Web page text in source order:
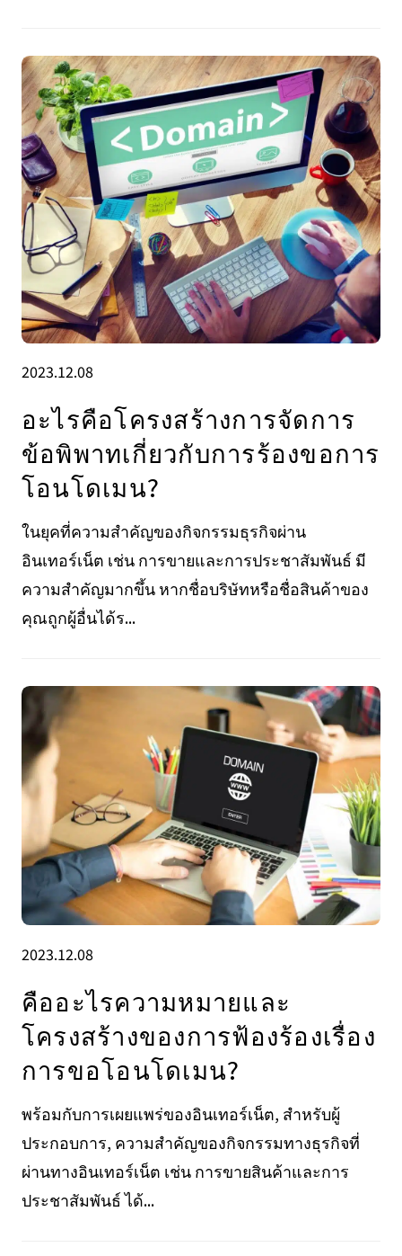
2023.12.08
อะไรคือโครงสร้างการจัดการ
ข้อพิพาทเกี่ยวกับการร้องขอการ
โอนโดเมน?
ในยุคที่ความสำคัญของกิจกรรมธุรกิจผ่าน
อินเทอร์เน็ต เช่น การขายและการประชาสัมพันธ์ มี
ความสำคัญมากขึ้น หากชื่อบริษัทหรือชื่อสินค้าของ
คุณถูกผู้อื่นได้ร...
2023.12.08
คืออะไรความหมายและ
โครงสร้างของการฟ้องร้องเรื่อง
การขอโอนโดเมน?
พร้อมกับการเผยแพร่ของอินเทอร์เน็ต, สำหรับผู้
ประกอบการ, ความสำคัญของกิจกรรมทางธุรกิจที่
ผ่านทางอินเทอร์เน็ต เช่น การขายสินค้าและการ
ประชาสัมพันธ์ ได้...